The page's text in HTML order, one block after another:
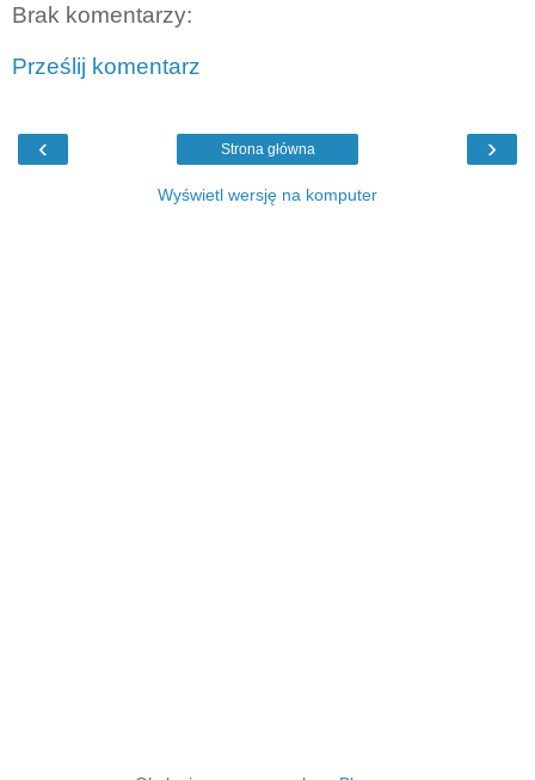
Brak komentarzy:
Prześlij komentarz
‹ ›
Strona główna
Wyświetl wersję na komputer